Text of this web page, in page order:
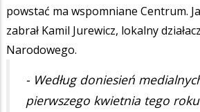
powstać ma wspomniane Centrum.
zabrał Kamil Jurewicz, lokalny
Narodowego.
- Według doniesień
pierwszego kwietnia tego